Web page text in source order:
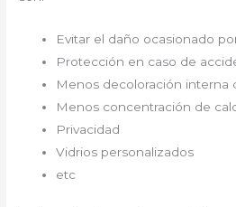
Evitar el daño ocasionado
Protección en caso de
Menos decoloración interna
Menos concentración de
Privacidad
Vidrios personalizados
etc